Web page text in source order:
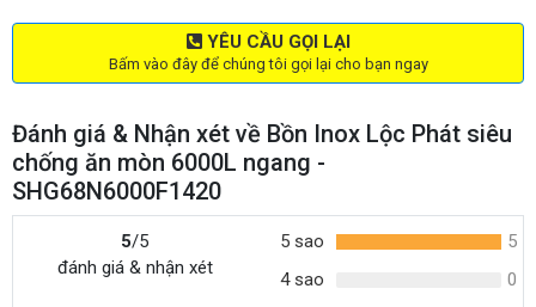
YÊU CẦU GỌI LẠI
Bấm vào đây để chúng tôi gọi lại cho bạn ngay
Đánh giá & Nhận xét về Bồn Inox Lộc Phát siêu
chống ăn mòn 6000L ngang -
SHG68N6000F1420
5/5
đánh giá & nhận xét
5 sao
5
4 sao
0